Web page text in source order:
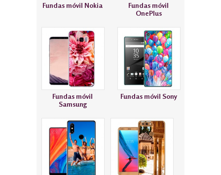
Fundas móvil Nokia
Fundas móvil
OnePlus
Fundas móvil
Samsung
Fundas móvil Sony